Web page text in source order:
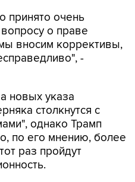
принято очень
о праве
вносим коррективы,
-
новых указа
столкнутся с
однако Трамп
по его мнению, более
раз пройдут